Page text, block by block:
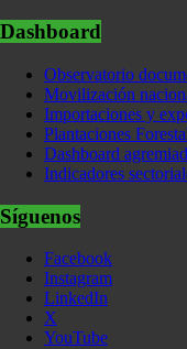
Dashboard
Observatorio
Movilización
Importaciones y
Plantaciones
Dashboard
Indicadores
Síguenos
Facebook
Instagram
LinkedIn
X
YouTube